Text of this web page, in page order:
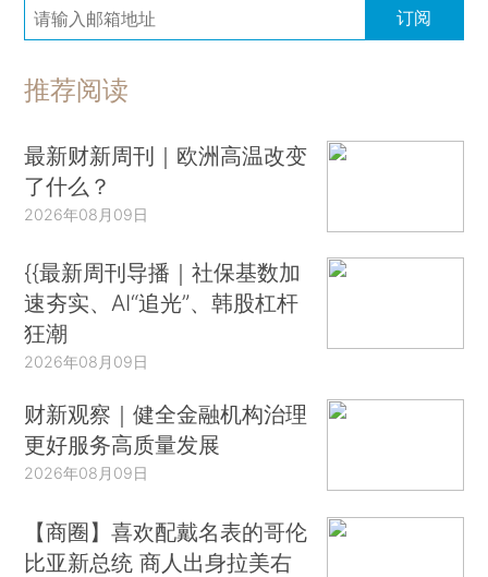
订阅
推荐阅读
最新财新周刊｜欧洲高温改变
了什么？
2026年08月09日
{{最新周刊导播｜社保基数加
速夯实、AI“追光”、韩股杠杆
狂潮
2026年08月09日
财新观察｜健全金融机构治理
更好服务高质量发展
2026年08月09日
【商圈】喜欢配戴名表的哥伦
比亚新总统 商人出身拉美右